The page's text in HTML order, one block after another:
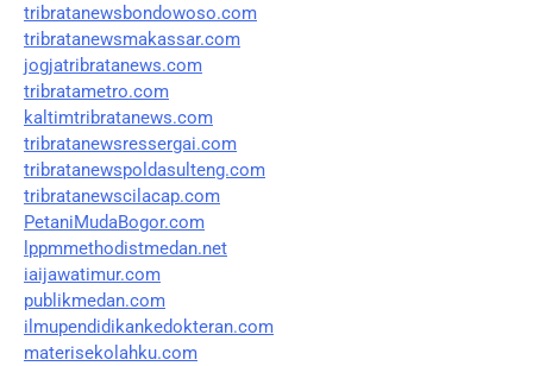
tribratanewsbondowoso.com
tribratanewsmakassar.com
jogjatribratanews.com
tribratametro.com
kaltimtribratanews.com
tribratanewsressergai.com
tribratanewspoldasulteng.com
tribratanewscilacap.com
PetaniMudaBogor.com
lppmmethodistmedan.net
iaijawatimur.com
publikmedan.com
ilmupendidikankedokteran.com
materisekolahku.com